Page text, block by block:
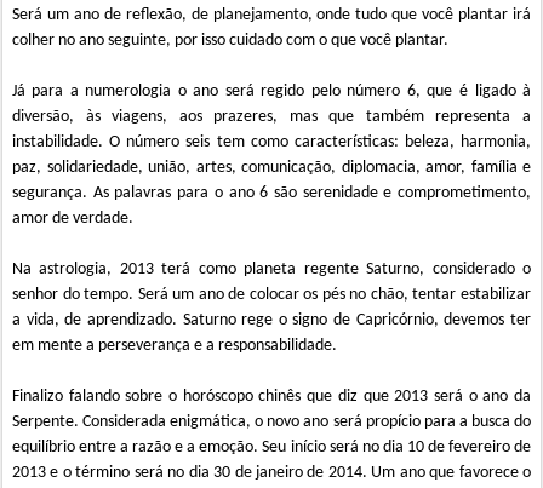
Será um ano de reflexão, de planejamento, onde tudo que você plantar irá
colher no ano seguinte, por isso cuidado com o que você plantar.
Já para a numerologia o ano será regido pelo número 6, que ée
ligado à
diversão, às viagens, aos prazeres, mas que também representa a
instabilidade.O número seis tem como características: beleza, harmonia,
paz, solidariedade, união, artes, comunicação, diplomacia, amor, família e
segurança. As palavras para o ano 6 são serenidade e comprometimento,
amor de verdade.
Na astrologia, 2013 terá como planeta regente Saturno, considerado o
senhor do tempo. Será um ano de colocar os pés no chão, tentar estabilizar
a vida, de aprendizado. Saturno rege o signo de Capricórnio, devemos ter
em mente a perseverança e a responsabilidade.
Finalizo falando sobre o horóscopo chinês que diz que 2013 será o ano da
Serpente. Considerada enigmática, o novo ano será propício para a busca do
equilíbrio entre a razão e a emoção. Seu início será no dia 10 de fevereiro de
2013 e o término será no dia 30 de janeiro de 2014. Um ano que favorece o